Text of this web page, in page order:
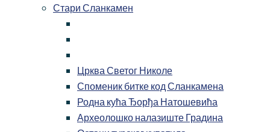
Стари Сланкамен
Црква Светог Николе
Споменик битке код Сланкамена
Родна кућа Ђорђа Натошевића
Археолошко налазиште Градина